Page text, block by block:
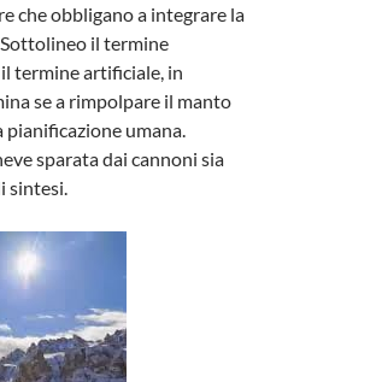
che obbligano a integrare la
il termine
termine artificiale, in
se a rimpolpare il manto
umana.
sparata dai cannoni sia
sintesi.